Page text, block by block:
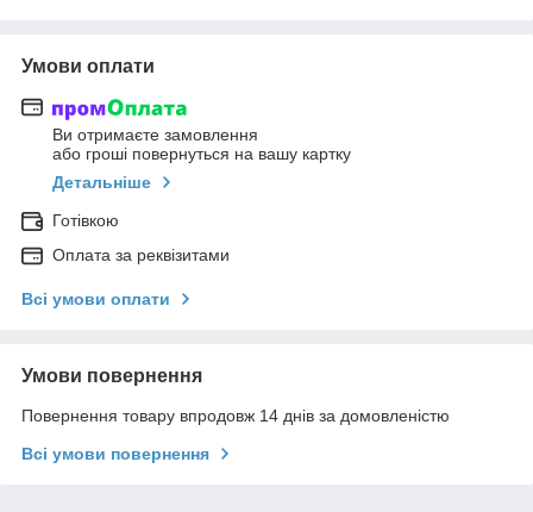
Умови оплати
Ви отримаєте замовлення
або гроші повернуться на вашу картку
Детальніше
Готівкою
Оплата за реквізитами
Всі умови оплати
Умови повернення
Повернення товару впродовж 14 днів за домовленістю
Всі умови повернення